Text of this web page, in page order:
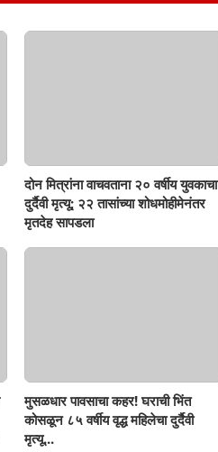
दोन मित्रांना वाचवताना २० वर्षीय युवकाचा
दुर्दैवी मृत्यू; २२ तासांच्या शोधमोहीमेनंतर
मृतदेह सापडला
मुसळधार पावसाचा कहर! घराची भिंत
कोसळून ८५ वर्षीय वृद्ध महिलेचा दुर्दैवी
मृत्यू...